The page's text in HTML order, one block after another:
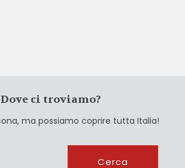
Dove ci troviamo?
ma possiamo coprire tutta Italia!
Cerca